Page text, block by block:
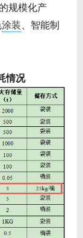
规模化产
涂装、智能制
情况